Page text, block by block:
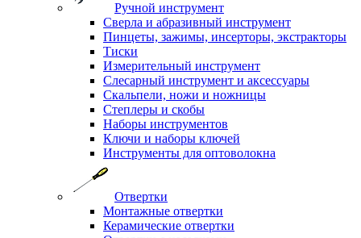
Ручной инструмент
Сверла и абразивный инструмент
Пинцеты, зажимы, инсерторы, экстракторы
Тиски
Измерительный инструмент
Слесарный инструмент и аксессуары
Скальпели, ножи и ножницы
Степлеры и скобы
Наборы инструментов
Ключи и наборы ключей
Инструменты для оптоволокна
Отвертки
Монтажные отвертки
Керамические отвертки